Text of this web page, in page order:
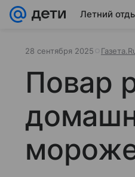
Летний
28 сентября 2025
Повар